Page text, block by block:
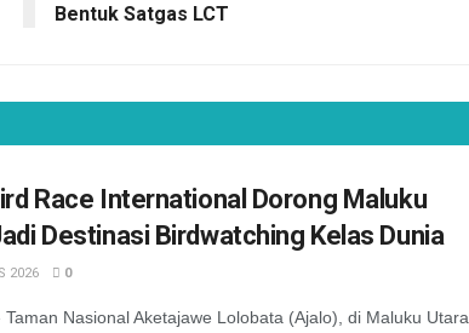
Bentuk Satgas LCT
Race International Dorong Maluku
Destinasi Birdwatching Kelas Dunia
2026 0
Taman Nasional Aketajawe Lolobata (Ajalo), di Maluku Utara